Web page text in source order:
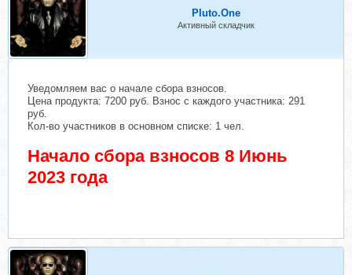
Pluto.One
Активный складчик
Уведомляем вас о начале сбора взносов.
Цена продукта: 7200 руб. Взнос с каждого участника: 291
руб.
Кол-во участников в основном списке: 1 чел.
Начало сбора взносов 8 Июнь
2023 года